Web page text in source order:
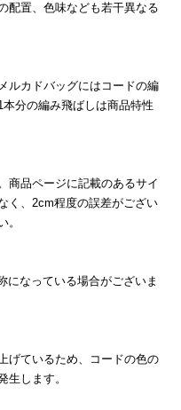
配置、色味なども若干異なる
ルカドバッグにはコードの編
分の編み飛ばしは商品特性
商品ページに記載のあるサイ
く、2cm程度の誤差がござい
。
になっている場合がございま
げているため、コードの色の
生します。